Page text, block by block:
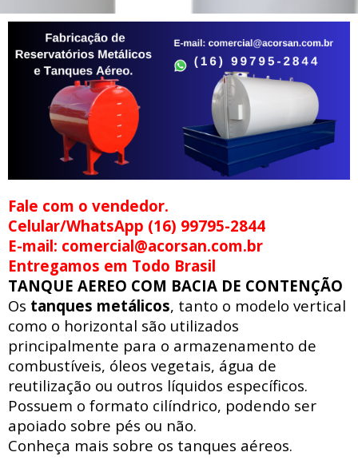
Fale com o vendedor.
Celular/WhatsApp (16) 99795-2844
E-mail: comercial@acorsan.com.br
Entregamos em Todo Brasil
TANQUE AEREO COM BACIA DE CONTENÇÃO
Os tanques metálicos, tanto o modelo vertical
como o horizontal são utilizados
principalmente para o armazenamento de
combustíveis, óleos vegetais, água de
reutilização ou outros líquidos específicos.
Possuem o formato cilíndrico, podendo ser
apoiado sobre pés ou não.
Conheça mais sobre os tanques aéreos.